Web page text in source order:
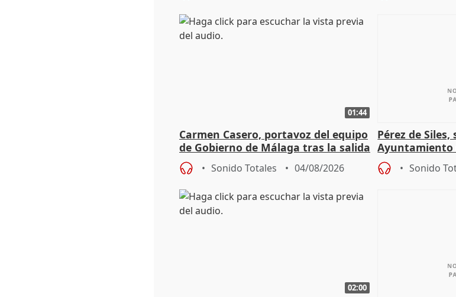
01:44
Carmen Casero, portavoz del equipo
de Gobierno de Málaga tras la salida
de Pérez de Siles
Sonido Totales 04/08/2026
Pérez de
Ayuntamiento
Sonido
02:00